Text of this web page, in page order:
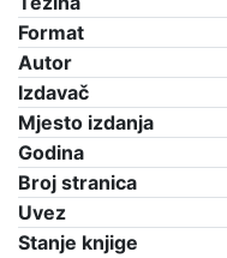
Format
Autor
Izdavač
Mjesto izdanja
Godina
Broj stranica
Uvez
Stanje knjige